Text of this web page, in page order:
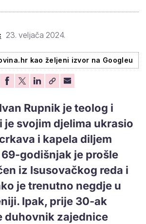
23. veljača 2024.
kao željeni izvor na Googleu
Rupnik je teolog i
je svojim djelima ukrasio
i kapela diljem
godišnjak je prošle
iz Isusovačkog reda i
je trenutno negdje u
Ipak, prije 30-ak
duhovnik zajednice